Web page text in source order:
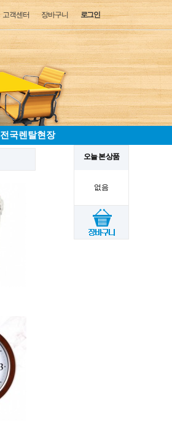
로그인
장바구니
고객센터
전국렌탈현장
오늘 본 상품
없음